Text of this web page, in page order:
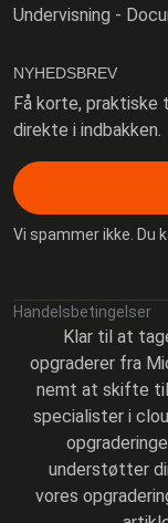
Undervisning -
NYHEDSBREV
Få korte, praktiske
direkte i indbakken.
Vi spammer ikke. Du
Handelsbetingelser
Klar til at
opgraderer fra
nemt at skifte til
specialister i
understøtter
vores